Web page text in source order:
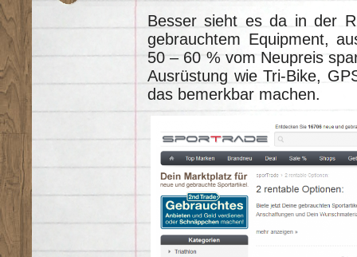
Besser sieht es da in der
gebrauchtem Equipment,
50 – 60 % vom Neupreis
Ausrüstung wie Tri-Bike,
das bemerkbar machen.